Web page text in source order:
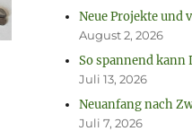
Neue Projekte und
August 2, 2026
So spannend kann
Juli 13, 2026
Neuanfang nach
Juli 7, 2026